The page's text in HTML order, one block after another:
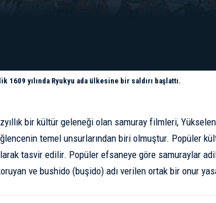
1609 yılında Ryukyu ada ülkesine bir saldırı başlattı.
bir kültür geleneği olan samuray filmleri,
temel unsurlarından biri olmuştur. Popüler
tasvir edilir. Popüler efsaneye göre samuraylar
ve bushido (buşido) adı verilen ortak bir onur